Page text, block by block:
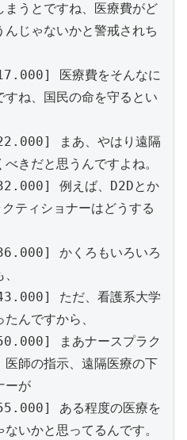
うとですね、医療費がど
じゃないかと警戒されち
医療費をそんなに
ね、国民の命を守るとい
まあ、やはり遠隔
きだと思うんですよね。
例えば、D2Dとか
ティショナーはどうする
かくろもいろいろ
ただ、看護系大学
んですから、
まあナースプラク
師の指示、遠隔医療の下
ーが
ある程度の医療を
いかと思ってるんです。